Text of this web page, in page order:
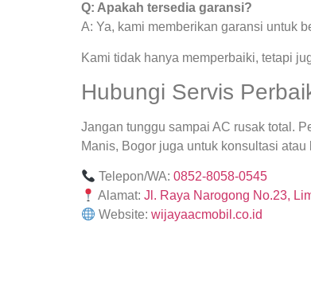
Q: Apakah tersedia garansi?
A: Ya, kami memberikan garansi untuk
Kami tidak hanya memperbaiki, tetapi
Hubungi Servis
Jangan tunggu sampai AC rusak total.
Manis, Bogor juga untuk konsultasi
Telepon/WA:0852-8058-0545
Alamat:Jl. Raya Narogong No.23,
Website:wijayaacmobil.co.id